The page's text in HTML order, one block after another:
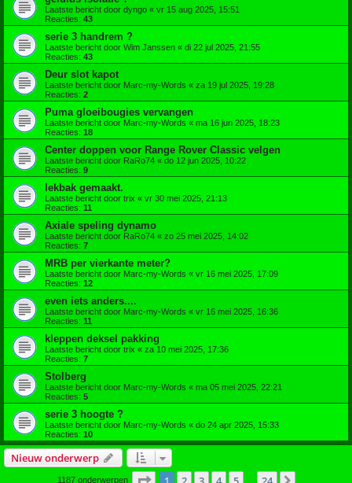
Laatste bericht door dyngo « vr 15 aug 2025, 15:51
Reacties: 43
serie 3 handrem ?
Laatste bericht door Wim Janssen « di 22 jul 2025, 21:55
Reacties: 43
Deur slot kapot
Laatste bericht door Marc-my-Words « za 19 jul 2025, 19:28
Reacties: 2
Puma gloeibougies vervangen
Laatste bericht door Marc-my-Words « ma 16 jun 2025, 18:23
Reacties: 18
Center doppen voor Range Rover Classic velgen
Laatste bericht door RaRo74 « do 12 jun 2025, 10:22
Reacties: 9
lekbak gemaakt.
Laatste bericht door trix « vr 30 mei 2025, 21:13
Reacties: 11
Axiale speling dynamo
Laatste bericht door RaRo74 « zo 25 mei 2025, 14:02
Reacties: 7
MRB per vierkante meter?
Laatste bericht door Marc-my-Words « vr 16 mei 2025, 17:09
Reacties: 12
even iets anders....
Laatste bericht door Marc-my-Words « vr 16 mei 2025, 16:36
Reacties: 11
kleppen deksel pakking
Laatste bericht door trix « za 10 mei 2025, 17:36
Reacties: 7
Stolberg
Laatste bericht door Marc-my-Words « ma 05 mei 2025, 22:21
Reacties: 5
serie 3 hoogte ?
Laatste bericht door Marc-my-Words « do 24 apr 2025, 15:33
Reacties: 10
Nieuw onderwerp
1187 onderwerpen Pagina van 24